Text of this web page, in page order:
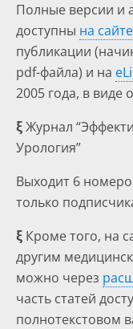
Полные версии и
доступны на
публикации
pdf-файла) и на
2005 года, в виде
ξЖурнал
Урология”
Выходит 6
только
ξ Кроме того, на
другим
можно через
часть статей
полнотекстовом